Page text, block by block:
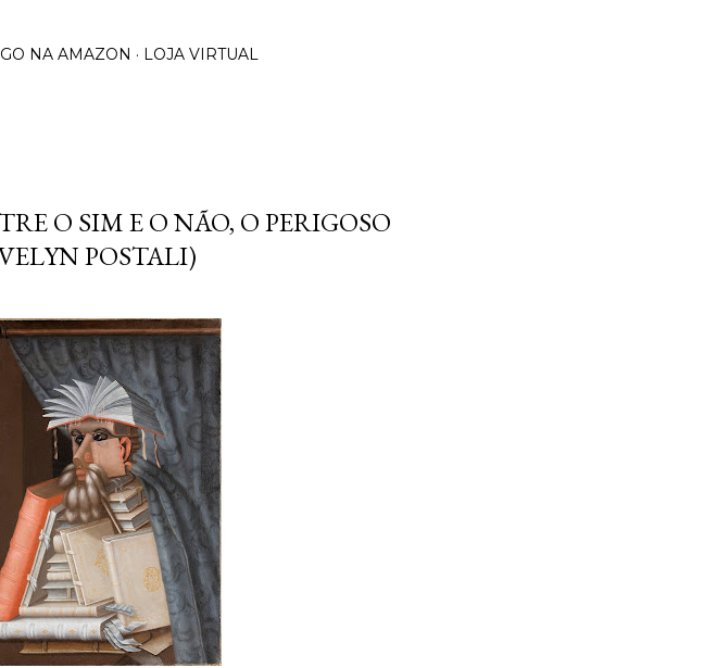
NA AMAZON LOJA VIRTUAL
O SIM E O NÃO, O PERIGOSO
POSTALI)